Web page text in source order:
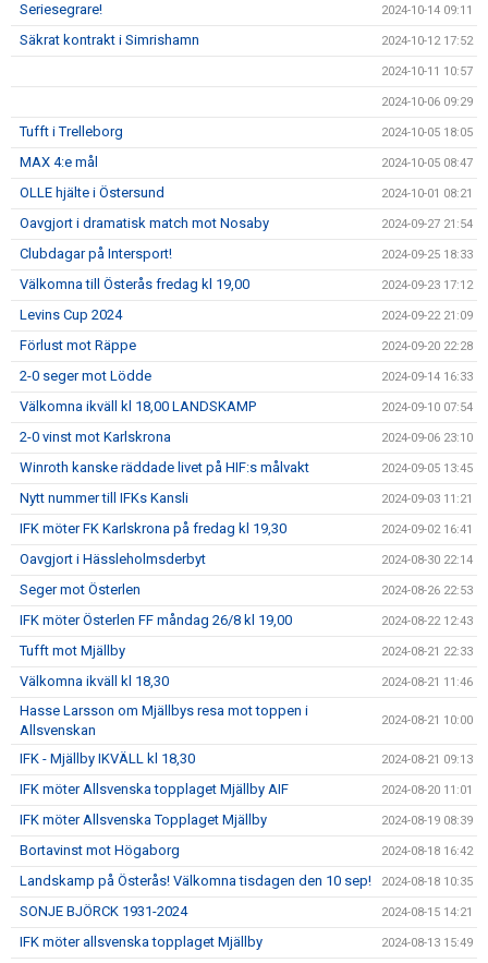
Seriesegrare! 2024-10-14 09:11
Säkrat kontrakt i Simrishamn 2024-10-12 17:52
2024-10-11 10:57
2024-10-06 09:29
Tufft i Trelleborg 2024-10-05 18:05
MAX 4:e mål 2024-10-05 08:47
OLLE hjälte i Östersund 2024-10-01 08:21
Oavgjort i dramatisk match mot Nosaby 2024-09-27 21:54
Clubdagar på Intersport! 2024-09-25 18:33
Välkomna till Österås fredag kl 19,00 2024-09-23 17:12
Levins Cup 2024 2024-09-22 21:09
Förlust mot Räppe 2024-09-20 22:28
2-0 seger mot Lödde 2024-09-14 16:33
Välkomna ikväll kl 18,00 LANDSKAMP 2024-09-10 07:54
2-0 vinst mot Karlskrona 2024-09-06 23:10
Winroth kanske räddade livet på HIF:s målvakt 2024-09-05 13:45
Nytt nummer till IFKs Kansli 2024-09-03 11:21
IFK möter FK Karlskrona på fredag kl 19,30 2024-09-02 16:41
Oavgjort i Hässleholmsderbyt 2024-08-30 22:14
Seger mot Österlen 2024-08-26 22:53
IFK möter Österlen FF måndag 26/8 kl 19,00 2024-08-22 12:43
Tufft mot Mjällby 2024-08-21 22:33
Välkomna ikväll kl 18,30 2024-08-21 11:46
Hasse Larsson om Mjällbys resa mot toppen i
Allsvenskan
2024-08-21 10:00
IFK - Mjällby IKVÄLL kl 18,30 2024-08-21 09:13
IFK möter Allsvenska topplaget Mjällby AIF 2024-08-20 11:01
IFK möter Allsvenska Topplaget Mjällby 2024-08-19 08:39
Bortavinst mot Högaborg 2024-08-18 16:42
Landskamp på Österås! Välkomna tisdagen den 10 sep! 2024-08-18 10:35
SONJE BJÖRCK 1931-2024 2024-08-15 14:21
IFK möter allsvenska topplaget Mjällby 2024-08-13 15:49